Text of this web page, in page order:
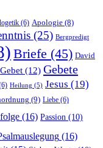
(6) Apologie (8)
(25) Bergpredigt
Briefe (45) David
Gebet (12) Gebete
Heilung (5) Jesus (19)
(9) Liebe (6)
(16) Passion (10)
(16)